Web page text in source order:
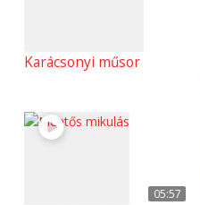
Karácsonyi műsor
05:57